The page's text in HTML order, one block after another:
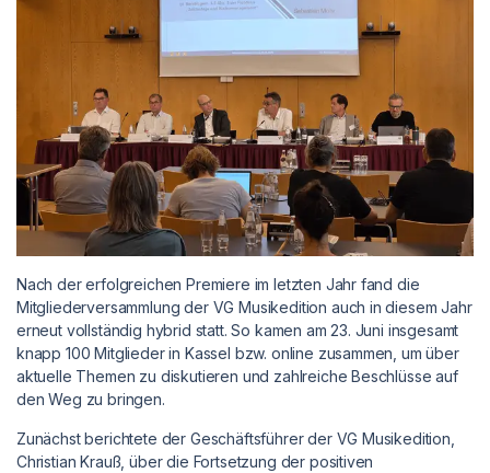
Nach der erfolgreichen Premiere im letzten Jahr fand die
Mitgliederversammlung der VG Musikedition auch in diesem Jahr
erneut vollständig hybrid statt. So kamen am 23. Juni insgesamt
knapp 100 Mitglieder in Kassel bzw. online zusammen, um über
aktuelle Themen zu diskutieren und zahlreiche Beschlüsse auf
den Weg zu bringen.
Zunächst berichtete der Geschäftsführer der VG Musikedition,
Christian Krauß, über die Fortsetzung der positiven